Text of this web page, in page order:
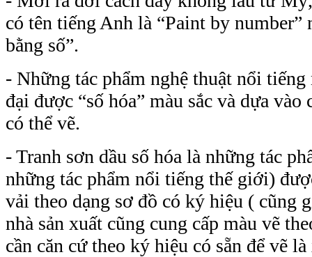
có tên tiếng Anh là “Paint by number”
bằng số”.
- Những tác phẩm nghệ thuật nổi
đại được “số hóa” màu sắc và dựa vào
có thể vẽ.
- Tranh sơn dầu số hóa là những tác
những tác phẩm nổi tiếng thế giới)
vải theo dạng sơ đồ có ký hiệu ( cũng
nhà sản xuất cũng cung cấp màu vẽ
cần căn cứ theo ký hiệu có sẵn để vẽ